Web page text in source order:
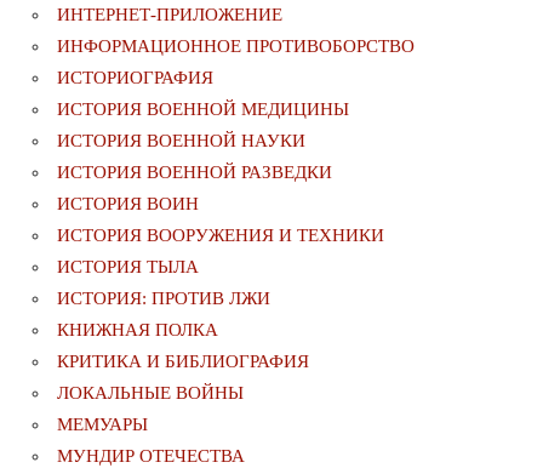
ИНТЕРНЕТ-ПРИЛОЖЕНИЕ
ИНФОРМАЦИОННОЕ ПРОТИВОБОРСТВО
ИСТОРИОГРАФИЯ
ИСТОРИЯ ВОЕННОЙ МЕДИЦИНЫ
ИСТОРИЯ ВОЕННОЙ НАУКИ
ИСТОРИЯ ВОЕННОЙ РАЗВЕДКИ
ИСТОРИЯ ВОИН
ИСТОРИЯ ВООРУЖЕНИЯ И ТЕХНИКИ
ИСТОРИЯ ТЫЛА
ИСТОРИЯ: ПРОТИВ ЛЖИ
КНИЖНАЯ ПОЛКА
КРИТИКА И БИБЛИОГРАФИЯ
ЛОКАЛЬНЫЕ ВОЙНЫ
МЕМУАРЫ
МУНДИР ОТЕЧЕСТВА